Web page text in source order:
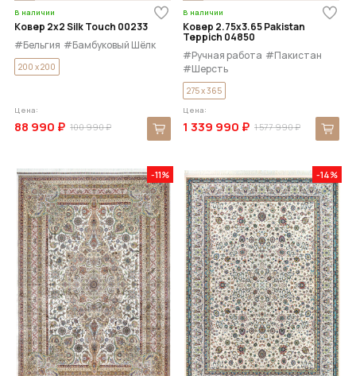
В наличии
Ковер 2x2 Silk Touch 00233
#Бельгия #Бамбуковый Шёлк
200 x 200
Цена:
100 990 ₽
88 990 ₽
В наличии
Ковер 2.75x3.65 Pakistan
Teppich 04850
#Ручная работа #Пакистан
#Шерсть
275 x 365
Цена:
1 577 990 ₽
1 339 990 ₽
-11% -14%